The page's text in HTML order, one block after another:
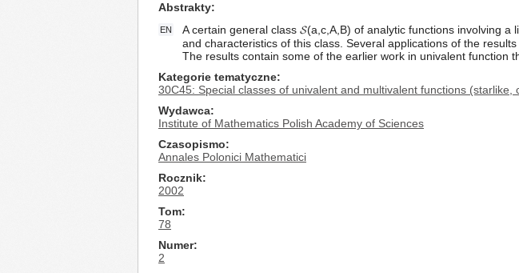
Abstrakty
EN
A certain general class 𝓢(a,c,A,B) of analytic functions involving
and characteristics of this class. Several applications of the
The results contain some of the earlier work in univalent function
Kategorie tematyczne
30C45: Special classes of univalent and multivalent functions (starlike,
Wydawca
Institute of Mathematics Polish Academy of Sciences
Czasopismo
Annales Polonici Mathematici
Rocznik
2002
Tom
78
Numer
2